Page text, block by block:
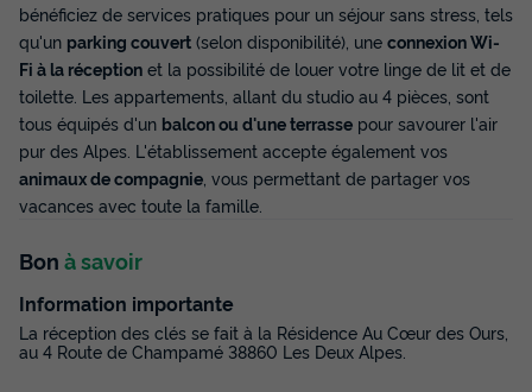
bénéficiez de services pratiques pour un séjour sans stress, tels
qu'un parking couvert (selon disponibilité), une connexion Wi-
Fi à la réception et la possibilité de louer votre linge de lit et de
toilette. Les appartements, allant du studio au 4 pièces, sont
tous équipés d'un balcon ou d'une terrasse pour savourer l'air
pur des Alpes. L'établissement accepte également vos
animaux de compagnie , vous permettant de partager vos
vacances avec toute la famille.
Bon à savoir
Information importante
La réception des clés se fait à la Résidence Au Cœur des Ours,
au 4 Route de Champamé 38860 Les Deux Alpes.